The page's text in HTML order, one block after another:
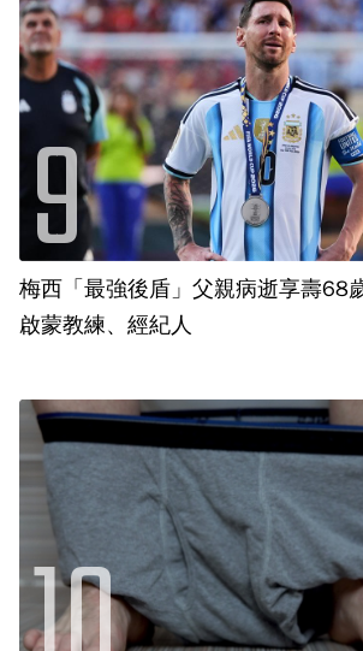
梅西「最強後盾」父親病逝享壽68
啟蒙教練、經紀人